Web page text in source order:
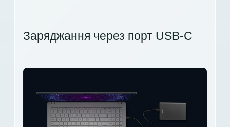
Заряджання через порт USB-C